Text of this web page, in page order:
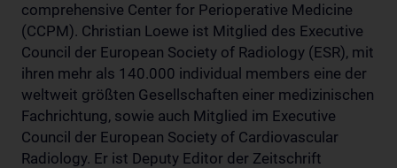
comprehensive Center for Perioperative Medicine
(CCPM). Christian Loewe ist Mitglied des Executive
Council der European Society of Radiology (ESR), mit
ihren mehr als 140.000 individual members eine der
weltweit größten Gesellschaften einer medizinischen
Fachrichtung, sowie auch Mitglied im Executive
Council der European Society of Cardiovascular
Radiology. Er ist Deputy Editor der Zeitschrift